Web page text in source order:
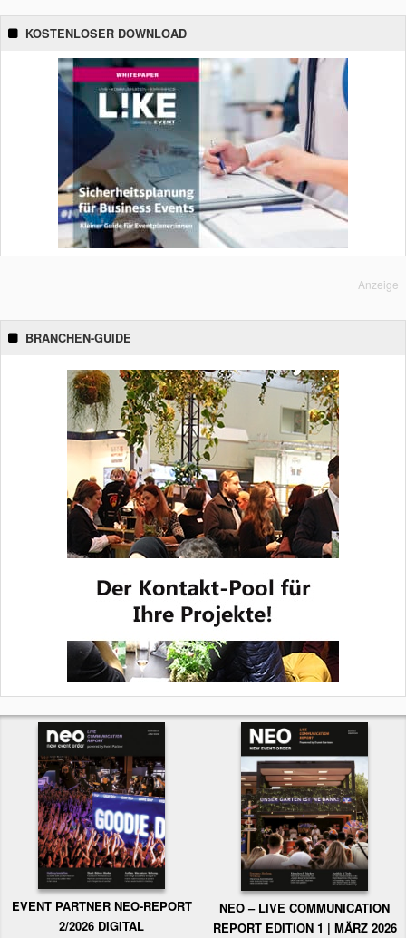
KOSTENLOSER DOWNLOAD
Anzeige
BRANCHEN-GUIDE
EVENT PARTNER NEO-REPORT
2/2026 DIGITAL
NEO – LIVE COMMUNICATION
REPORT EDITION 1 | MÄRZ 2026